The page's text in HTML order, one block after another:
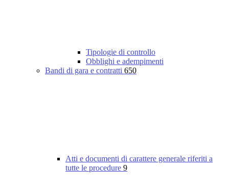
Tipologie di controllo
Obblighi e adempimenti
Bandi di gara e contratti 650
Atti e documenti di carattere generale riferiti a
tutte le procedure 9